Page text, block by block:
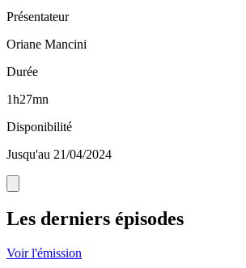
Présentateur
Oriane Mancini
Durée
1h27mn
Disponibilité
Jusqu'au 21/04/2024
Les derniers épisodes
Voir l'émission